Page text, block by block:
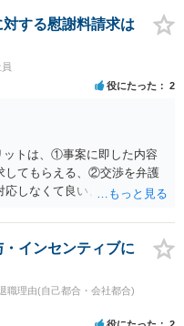
する慰謝料請求は
役にたった 2
ットは、①事案に即した内容
してもらえる、②交渉を弁護
しなくて良い、というとこ
どうかは分かりません。 ２
秘密録音はプライバシー保護
意が必要です(証拠排除され
う証拠に基づいて、誰が判断
定しなかったからといっ
具体的な証拠とそれで認定
インセンティブに
職理由(自己都合・会社都合)
役にたった 2